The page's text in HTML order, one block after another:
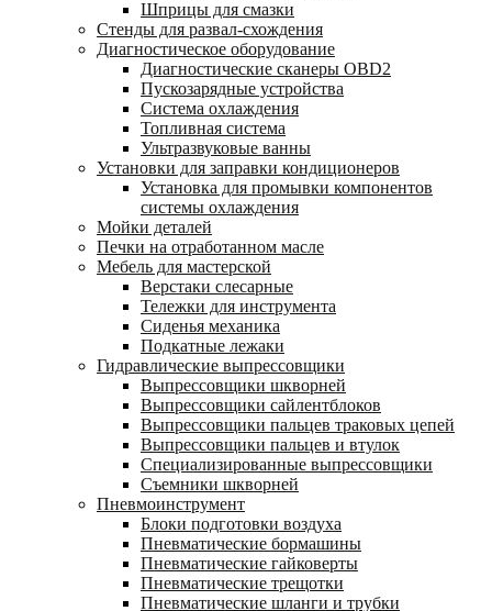
Шприцы для смазки
Стенды для развал-схождения
Диагностическое оборудование
Диагностические сканеры OBD2
Пускозарядные устройства
Система охлаждения
Топливная система
Ультразвуковые ванны
Установки для заправки кондиционеров
Установка для промывки компонентов
системы охлаждения
Мойки деталей
Печки на отработанном масле
Мебель для мастерской
Верстаки слесарные
Тележки для инструмента
Сиденья механика
Подкатные лежаки
Гидравлические выпрессовщики
Выпрессовщики шкворней
Выпрессовщики сайлентблоков
Выпрессовщики пальцев траковых цепей
Выпрессовщики пальцев и втулок
Специализированные выпрессовщики
Cъемники шкворней
Пневмоинструмент
Блоки подготовки воздуха
Пневматические бормашины
Пневматические гайковерты
Пневматические трещотки
Пневматические шланги и трубки